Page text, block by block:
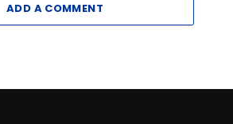
ADD A COMMENT